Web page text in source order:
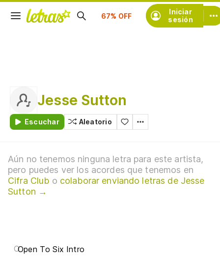
Iniciar
sesión
Suscríbete
Jesse Sutton
Escuchar Aleatorio
Aún no tenemos ninguna letra para este artista,
pero puedes ver los acordes que tenemos en
Cifra Club o colaborar enviando letras de Jesse
Sutton →
OOpen To Six Intro